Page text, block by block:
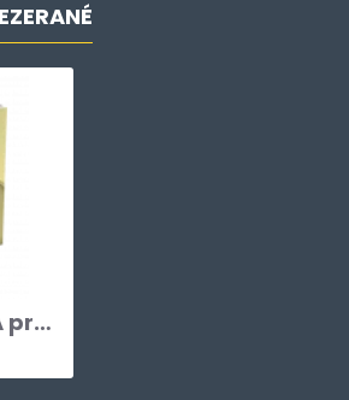
TECHNOLÓGIA pre 2. ročník učebného odboru PEKÁR